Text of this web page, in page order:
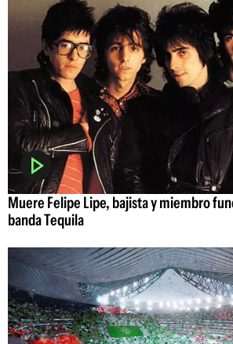
Muere Felipe Lipe, bajista y miembro
banda Tequila